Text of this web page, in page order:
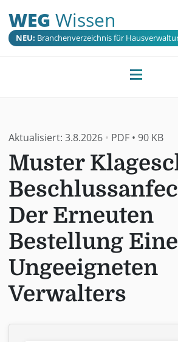
WEG Wissen
NEU: Branchenverzeichnis für
Aktualisiert: 3.8.2026• PDF• 90 KB
Muster
Der Erneuten
Bestellung
Ungeeigneten
Verwalters